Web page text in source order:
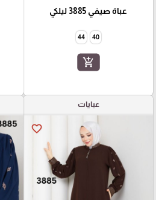
عباة صيفي 3885 ليلكي
40
44
add_shopping_cart
عبايات
favorite_border